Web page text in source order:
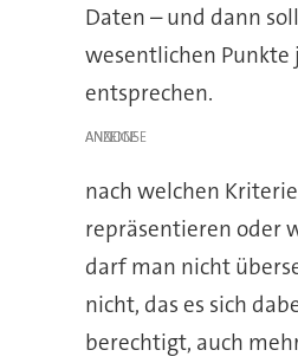
Daten – und dann
wesentlichen Punkte
entsprechen.
ANZEIGE
nach welchen
repräsentieren oder
darf man nicht
nicht, das es sich
berechtigt, auch